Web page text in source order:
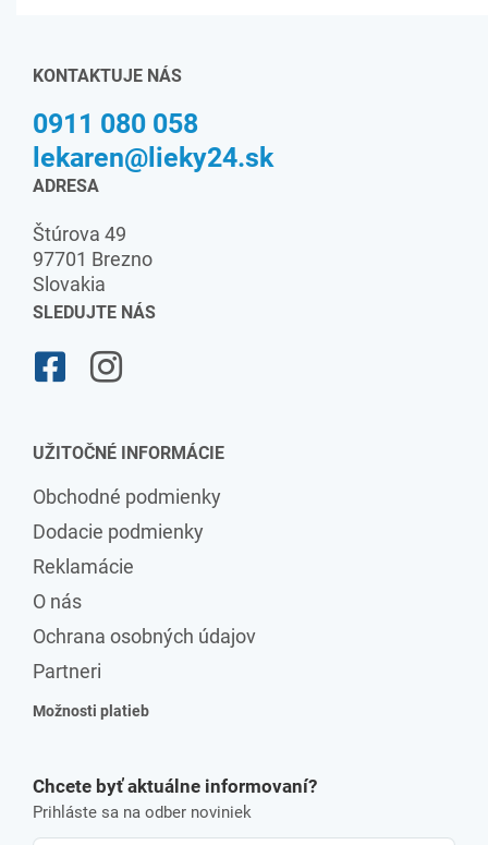
KONTAKTUJE NÁS
0911 080 058
lekaren@lieky24.sk
ADRESA
Štúrova 49
97701 Brezno
Slovakia
SLEDUJTE NÁS
UŽITOČNÉ INFORMÁCIE
Obchodné podmienky
Dodacie podmienky
Reklamácie
O nás
Ochrana osobných údajov
Partneri
Možnosti platieb
Chcete byť aktuálne informovaní?
Prihláste sa na odber noviniek